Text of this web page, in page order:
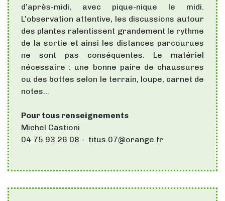
d’après-midi, avec pique-nique le midi.
L’observation attentive, les discussions autour
des plantes ralentissent grandement le rythme
de la sortie et ainsi les distances parcourues
ne sont pas conséquentes. Le matériel
nécessaire : une bonne paire de chaussures
ou des bottes selon le terrain, loupe, carnet de
notes…
Pour tous renseignements
Michel Castioni
04 75 93 26 08 - titus.07@orange.fr